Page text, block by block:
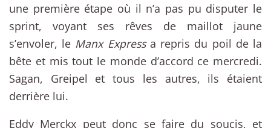
une première étape où il n’a pas pu disputer le
sprint, voyant ses rêves de maillot jaune
s’envoler, le Manx Expressa repris du poil de la
bête et mis tout le monde d’accord ce mercredi.
Sagan, Greipel et tous les autres, ils étaient
derrière lui.
Eddy Merckx peut donc se faire du soucis, et